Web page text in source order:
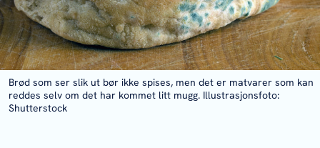
Brød som ser slik ut bør ikke spises, men det er matvarer som kan
reddes selv om det har kommet litt mugg. Illustrasjonsfoto:
Shutterstock